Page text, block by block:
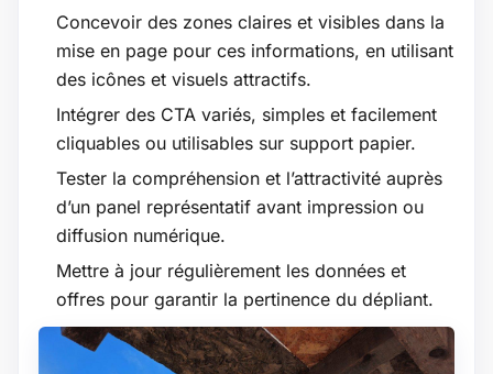
Concevoir des zones claires et visibles dans la
mise en page pour ces informations, en utilisant
des icônes et visuels attractifs.
Intégrer des CTA variés, simples et facilement
cliquables ou utilisables sur support papier.
Tester la compréhension et l’attractivité auprès
d’un panel représentatif avant impression ou
diffusion numérique.
Mettre à jour régulièrement les données et
offres pour garantir la pertinence du dépliant.